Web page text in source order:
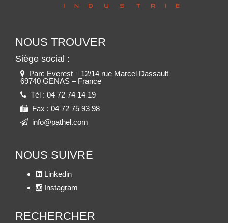
NOUS TROUVER
Siège social :
Parc Everest – 12/14 rue Marcel Dassault
69740 GENAS – France
Tél : 04 72 74 14 19
Fax : 04 72 75 93 98
info@pathel.com
NOUS SUIVRE
Linkedin
Instagram
RECHERCHER